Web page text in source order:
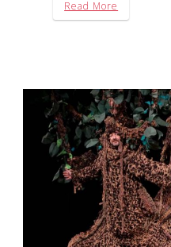
Read More